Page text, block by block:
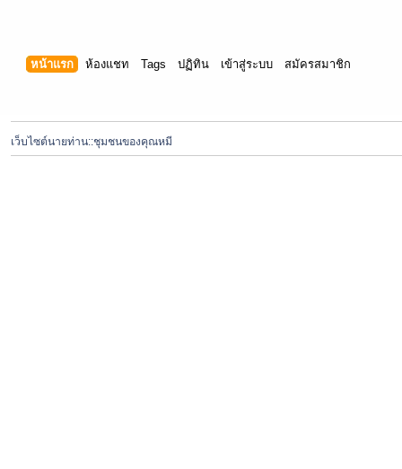
หน้าแรก ห้องแชท Tags ปฏิทิน เข้าสู่ระบบ สมัครสมาชิก
เว็บไซต์นายท่าน::ชุมชนของคุณหมี